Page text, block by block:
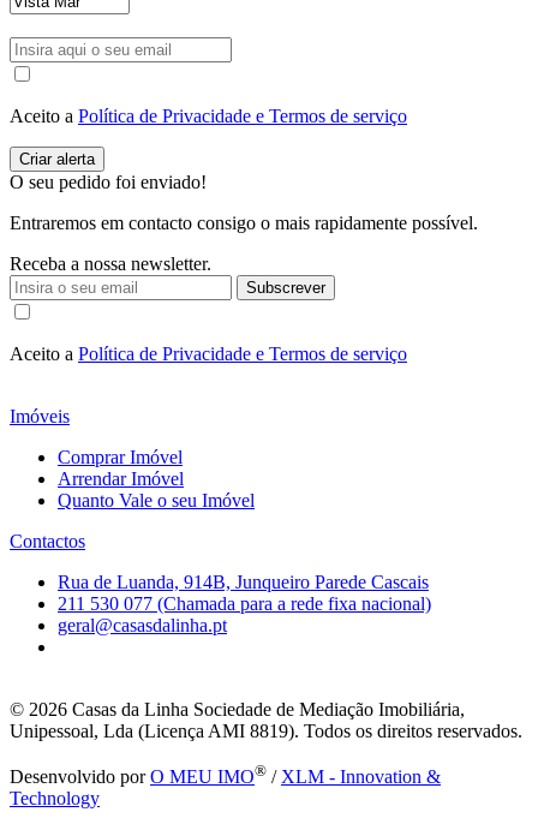
Aceito a Política de Privacidade e Termos de serviço
O seu pedido foi enviado!
Entraremos em contacto consigo o mais rapidamente possível.
Receba a nossa newsletter.
Subscrever
Aceito a Política de Privacidade e Termos de serviço
Imóveis
Comprar Imóvel
Arrendar Imóvel
Quanto Vale o seu Imóvel
Contactos
Rua de Luanda, 914B, Junqueiro Parede Cascais
211 530 077 (Chamada para a rede fixa nacional)
geral@casasdalinha.pt
© 2026 Casas da Linha Sociedade de Mediação Imobiliária,
Unipessoal, Lda (Licença AMI 8819). Todos os direitos reservados.
Desenvolvido porO MEU IMO® / XLM - Innovation &
Technology